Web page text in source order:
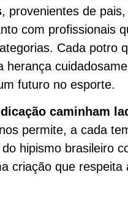
, provenientes de
com profissionais
Cada potro
herança
futuro no esporte.
caminham
permite, a cada
hipismo brasileiro
criação que respeita